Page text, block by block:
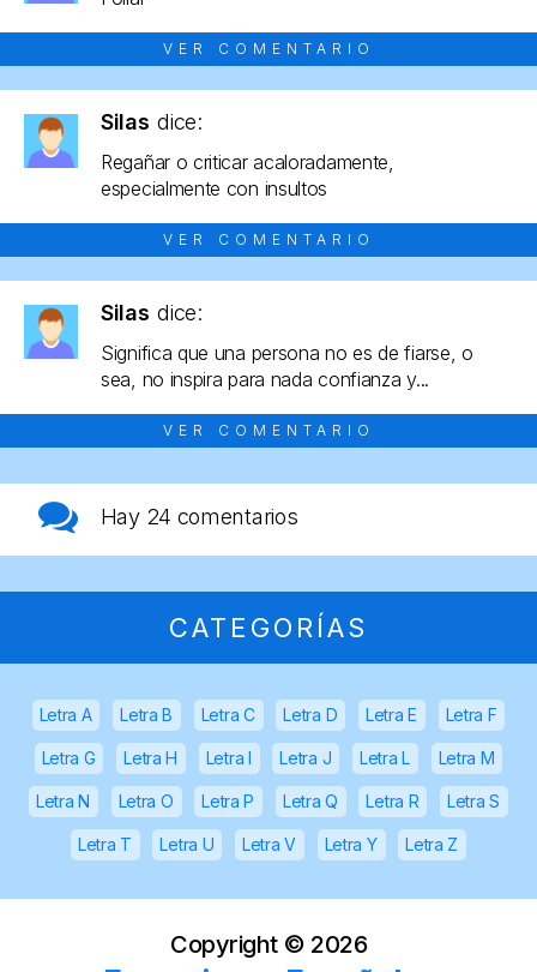
VER COMENTARIO
Silas dice:
Regañar o criticar acaloradamente,
especialmente con insultos
VER COMENTARIO
Silas dice:
Significa que una persona no es de fiarse, o
sea, no inspira para nada confianza y...
VER COMENTARIO
Hay 24 comentarios
CATEGORÍAS
Letra A Letra B Letra C Letra D Letra E Letra F
Letra G Letra H Letra I Letra J Letra L Letra M
Letra N Letra O Letra P Letra Q Letra R Letra S
Letra T Letra U Letra V Letra Y Letra Z
Copyright © 2026